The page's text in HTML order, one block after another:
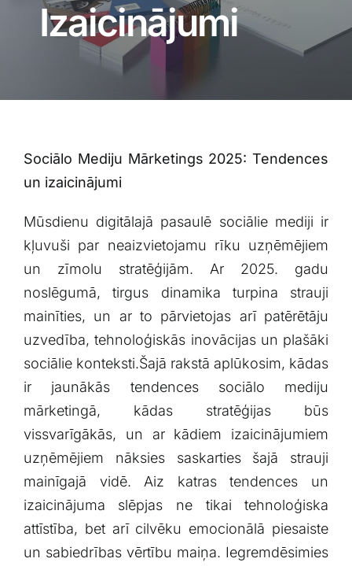
Blogs
Par mums
Vakances
BUJ
Kontakti
Klientu portāls
Izaicinājumi
Sociālo Mediju Mārketings‌ 2025: Tendences
un izaicinājumi
Mūsdienu digitālajā pasaulē sociālie mediji ir
kļuvuši par neaizvietojamu rīku uzņēmējiem
un zīmolu stratēģijām. Ar 2025. gadu
noslēgumā, tirgus‍ dinamika turpina strauji
mainīties, un ar to pārvietojas arī patērētāju
uzvedība, tehnoloģiskās⁢ inovācijas‌ un plašāki
sociālie konteksti.Šajā rakstā aplūkosim, kādas
ir jaunākās tendences sociālo mediju‌
mārketingā, kādas stratēģijas būs
vissvarīgākās, un ar kādiem ‌izaicinājumiem
uzņēmējiem nāksies saskarties šajā strauji
mainīgajā vidē. Aiz katras tendences un
izaicinājuma slēpjas ne tikai tehnoloģiska
attīstība, bet arī cilvēku emocionālā ⁣piesaiste
un sabiedrības ⁢vērtību maiņa. ​Iegremdēsimies